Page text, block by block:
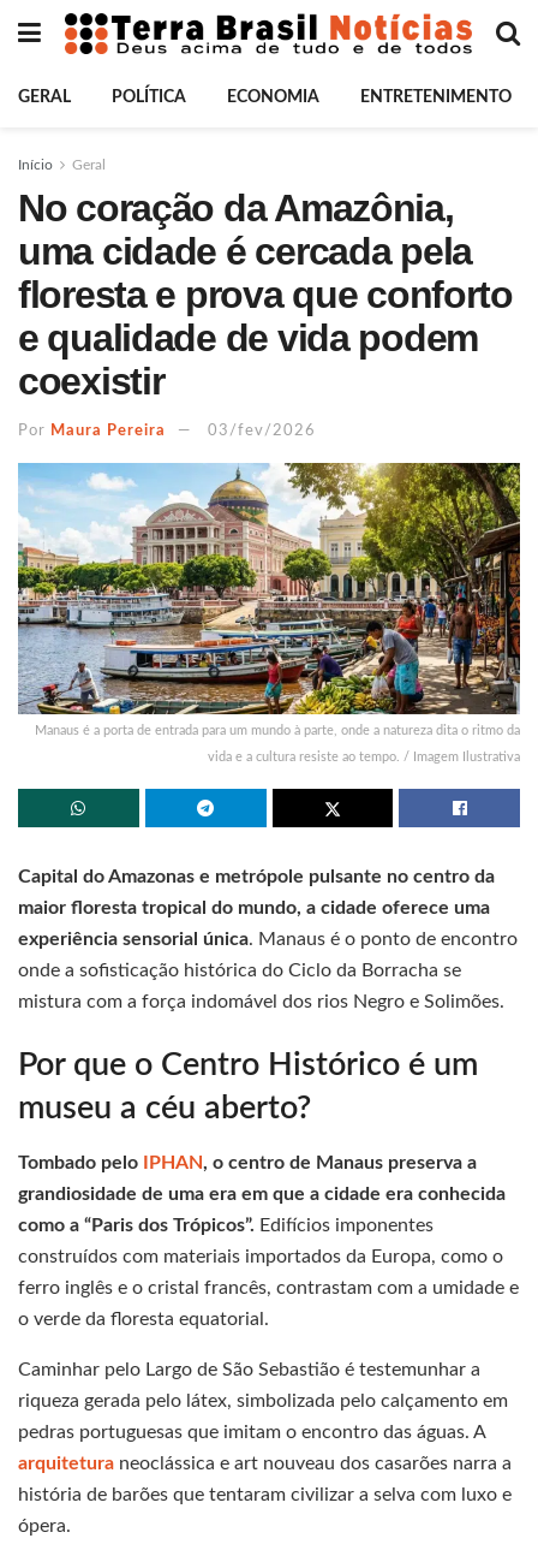
GERAL POLÍTICA ECONOMIA ENTRETENIMENTO
Início Geral
No coração da Amazônia,
uma cidade é cercada pela
floresta e prova que conforto
e qualidade de vida podem
coexistir
Por Maura Pereira 03/fev/2026
Manaus é a porta de entrada para um mundo à parte, onde a natureza dita o ritmo da
vida e a cultura resiste ao tempo. / Imagem Ilustrativa
Capital do Amazonas e metrópole pulsante no centro da
maior floresta tropical do mundo, a cidade oferece uma
experiência sensorial única. Manaus é o ponto de encontro
onde a sofisticação histórica do Ciclo da Borracha se
mistura com a força indomável dos rios Negro e Solimões.
Por que o Centro Histórico é um
museu a céu aberto?
Tombado pelo IPHAN, o centro de Manaus preserva a
grandiosidade de uma era em que a cidade era conhecida
como a “Paris dos Trópicos”. Edifícios imponentes
construídos com materiais importados da Europa, como o
ferro inglês e o cristal francês, contrastam com a umidade e
o verde da floresta equatorial.
Caminhar pelo Largo de São Sebastião é testemunhar a
riqueza gerada pelo látex, simbolizada pelo calçamento em
pedras portuguesas que imitam o encontro das águas. A
arquitetura neoclássica e art nouveau dos casarões narra a
história de barões que tentaram civilizar a selva com luxo e
ópera.